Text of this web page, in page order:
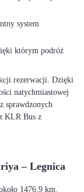
system
którym podróż
rezerwacji. Dzięki
natychmiastowej
sprawdzonych
KLR Bus z
– Legnica
1476.9 km.